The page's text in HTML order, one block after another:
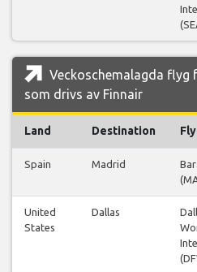
Veckoschemalagda flyg
som drivs av Finnair
Land Destination
Spain Madrid
United
States
Dallas